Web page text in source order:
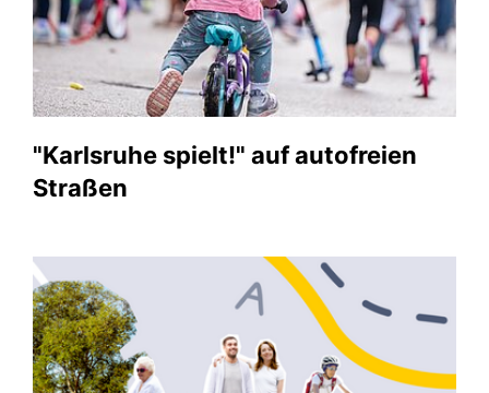
"Karlsruhe spielt!" auf autofreien
Straßen